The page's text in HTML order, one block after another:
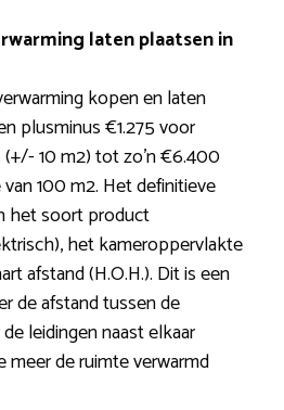
laten plaatsen in
kopen en laten
plusminus €1.275 voor
10 m2) tot zo’n €6.400
100 m2. Het definitieve
het soort product
het kameroppervlakte
afstand (H.O.H.). Dit is een
de afstand tussen de
leidingen naast elkaar
de ruimte verwarmd